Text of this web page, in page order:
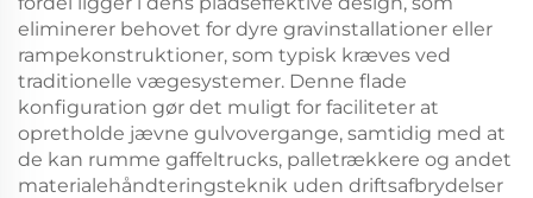
eliminerer behovet for dyre gravinstallationer eller
rampekonstruktioner, som typisk kræves ved
traditionelle vægesystemer. Denne flade
konfiguration gør det muligt for faciliteter at
opretholde jævne gulvovergange, samtidig med at
de kan rumme gaffeltrucks, palletrækkere og andet
materialehåndteringsteknik uden driftsafbrydelser